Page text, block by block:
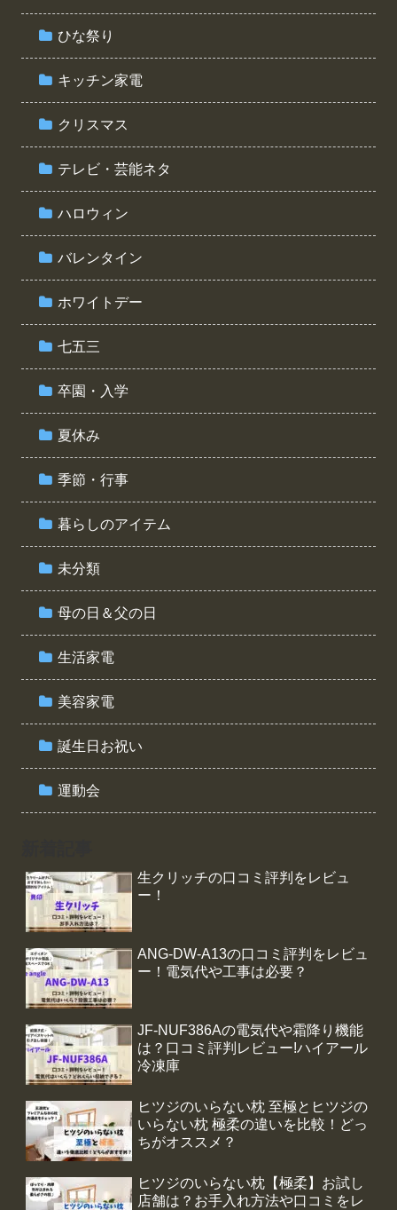
ひな祭り
キッチン家電
クリスマス
テレビ・芸能ネタ
ハロウィン
バレンタイン
ホワイトデー
七五三
卒園・入学
夏休み
季節・行事
暮らしのアイテム
未分類
母の日＆父の日
生活家電
美容家電
誕生日お祝い
運動会
生クリッチの口コミ評判をレビュ
ー！
ANG-DW-A13の口コミ評判をレビュ
ー！電気代や工事は必要？
JF-NUF386Aの電気代や霜降り機能
は？口コミ評判レビュー!ハイアール
冷凍庫
ヒツジのいらない枕 至極とヒツジの
いらない枕 極柔の違いを比較！どっ
ちがオススメ？
ヒツジのいらない枕【極柔】お試し
店舗は？お手入れ方法や口コミをレ